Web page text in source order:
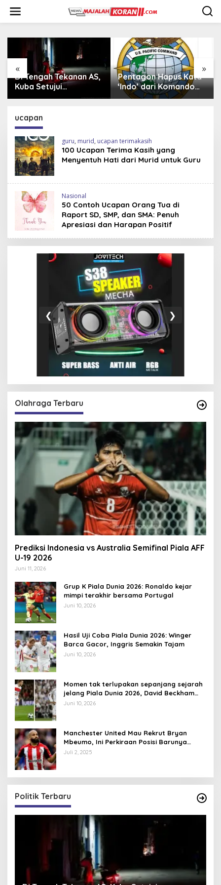
w
« »
AS,
Pentagon Hapus Kata
‘Indo’ dari Komando
Indo-Pasifik,
Iran Beli 20
Mi-17 dari Rusia,
Perkuat Armada
ucapan
guru, murid, ucapan terimakasih
100 Ucapan Terima Kasih yang
Menyentuh Hati dari Murid untuk Guru
Nasional
50 Contoh Ucapan Orang Tua di
Raport SD, SMP, dan SMA: Penuh
Apresiasi dan Harapan Positif
❮ ❯
Olahraga Terbaru
Prediksi Indonesia vs Australia Semifinal Piala AFF
U-19 2026
Juni 11, 2026
Grup K Piala Dunia 2026: Ronaldo kejar
mimpi terakhir bersama Portugal
Juni 10, 2026
Hasil Uji Coba Piala Dunia 2026: Winger
Barca Gacor, Inggris Semakin Tajam
Juni 10, 2026
Momen tak terlupakan sepanjang sejarah
jelang Piala Dunia 2026, David Beckham
pernah dapat kartu merah
Juni 10, 2026
Manchester United Mau Rekrut Bryan
Mbeumo, Ini Perkiraan Posisi Barunya
dalam Skema Ruben Amorim
Juli 2, 2025
Politik Terbaru